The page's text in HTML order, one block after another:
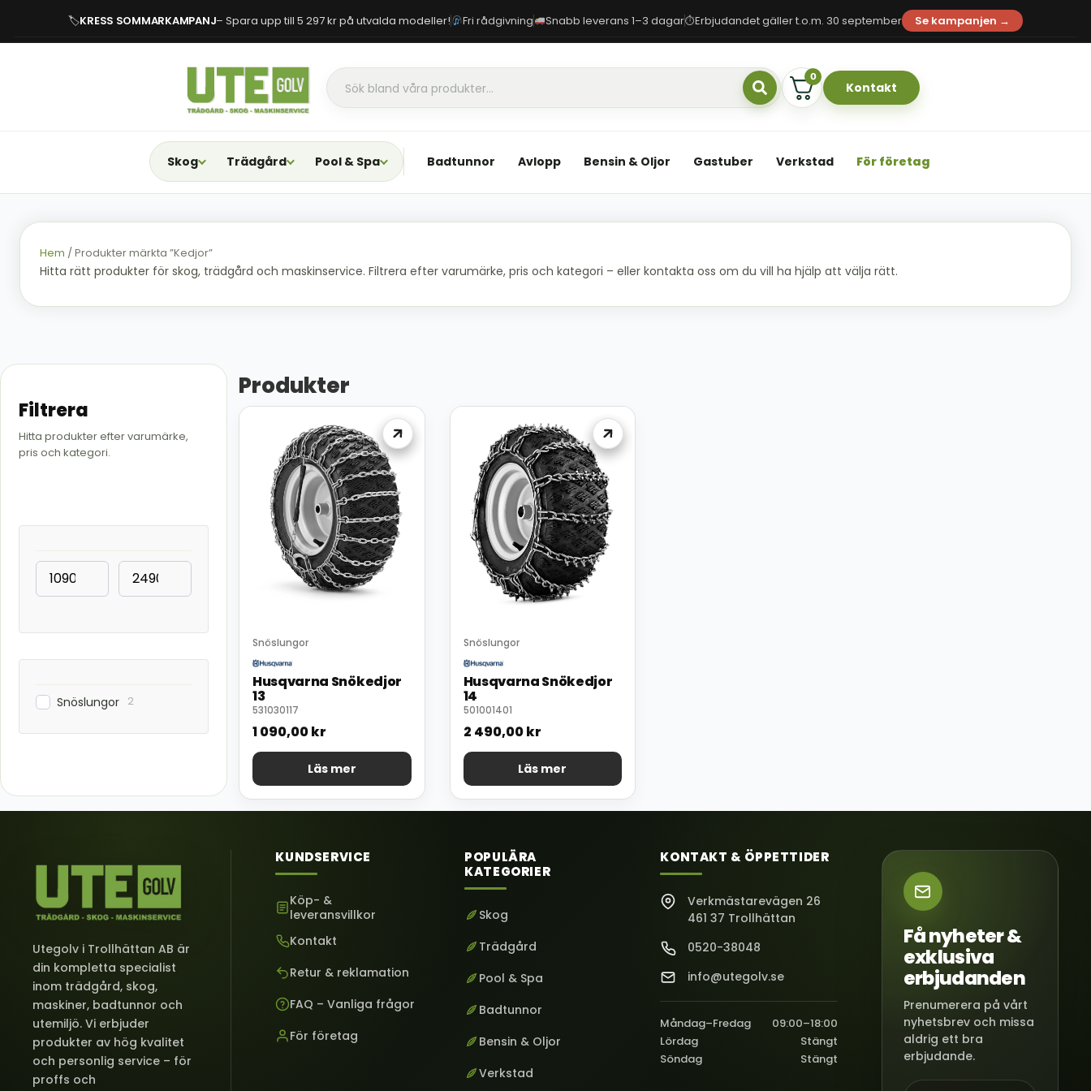
🏷KRESS SOMMARKAMPANJ– Spara upp till 5 297 kr på utvalda modeller! Fri rådgivning Snabb leverans 1–3 dagar⏱Erbjudandet gäller t.o.m. 30 september Se kampanjen →
0
Kontakt
Skog Trädgård Pool & Spa Badtunnor Avlopp Bensin & Oljor Gastuber Verkstad För företag
Hem / Produkter märkta ”Kedjor”
Hitta rätt produkter för skog, trädgård och maskinservice. Filtrera efter varumärke, pris och kategori – eller kontakta oss om du vill ha hjälp att välja rätt.
Filtrera
Hitta produkter efter varumärke,
pris och kategori.
Snöslungor 2
Produkter
Snöslungor
Husqvarna Snökedjor
13
531030117
1 090,00kr
Läs mer
Snöslungor
Husqvarna Snökedjor
14
501001401
2 490,00kr
Läs mer
Utegolv i Trollhättan AB är
din kompletta specialist
inom trädgård, skog,
maskiner, badtunnor och
utemiljö. Vi erbjuder
produkter av hög kvalitet
och personlig service – för
proffs och
KUNDSERVICE
Köp- &
leveransvillkor
Kontakt
Retur & reklamation
FAQ – Vanliga frågor
För företag
POPULÄRA
KATEGORIER
Skog
Trädgård
Pool & Spa
Badtunnor
Bensin & Oljor
Verkstad
KONTAKT & ÖPPETTIDER
Verkmästarevägen 26
461 37 Trollhättan
0520-38048
info@utegolv.se
Måndag–Fredag
09:00–18:00
Lördag
Stängt
Söndag
Stängt
Få nyheter &
exklusiva
erbjudanden
Prenumerera på vårt
nyhetsbrev och missa
aldrig ett bra
erbjudande.